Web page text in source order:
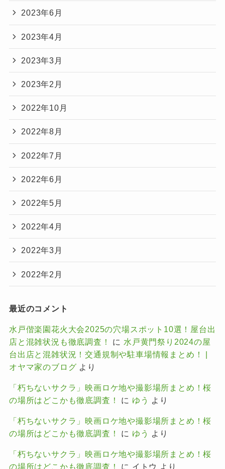
2023年6月
2023年4月
2023年3月
2023年2月
2022年10月
2022年8月
2022年7月
2022年6月
2022年5月
2022年4月
2022年3月
2022年2月
最近のコメント
水戸偕楽園花火大会2025の穴場スポット10選！屋台出
店と混雑状況も徹底調査！
に 水戸黄門祭り2024の屋
台出店と混雑状況！交通規制や駐車場情報まとめ！ |
オヤマ家のブログ より
「朽ちないサクラ」映画ロケ地や撮影場所まとめ！桜
の場所はどこかも徹底調査！
に ゆう より
「朽ちないサクラ」映画ロケ地や撮影場所まとめ！桜
の場所はどこかも徹底調査！
に ゆう より
「朽ちないサクラ」映画ロケ地や撮影場所まとめ！桜
の場所はどこかも徹底調査！
に イトウ より